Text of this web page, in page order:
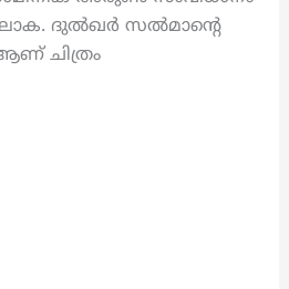
ദുൽഖർ സൽമാൻ്റെ
ചിത്രം